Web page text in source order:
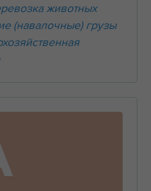
животных
(навалочные) грузы